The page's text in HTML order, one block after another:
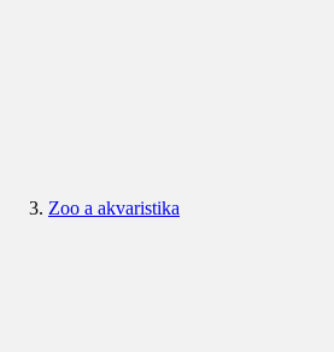
Zoo a akvaristika